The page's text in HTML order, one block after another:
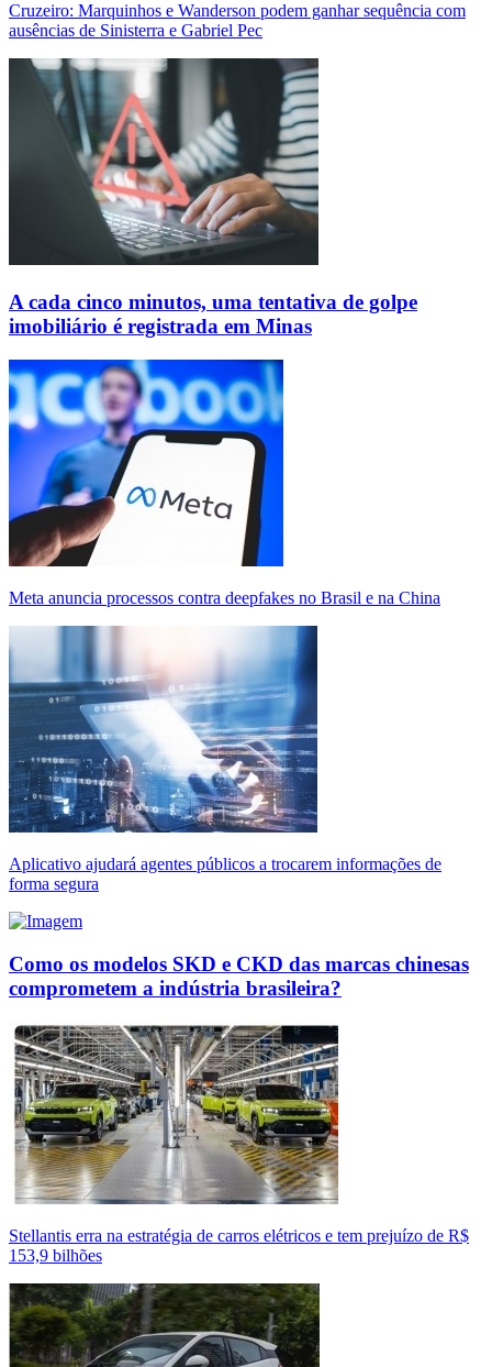
Cruzeiro: Marquinhos e Wanderson podem ganhar sequência com
ausências de Sinisterra e Gabriel Pec
A cada cinco minutos, uma tentativa de golpe
imobiliário é registrada em Minas
Meta anuncia processos contra deepfakes no Brasil e na China
Aplicativo ajudará agentes públicos a trocarem informações de
forma segura
Como os modelos SKD e CKD das marcas chinesas
comprometem a indústria brasileira?
Stellantis erra na estratégia de carros elétricos e tem prejuízo de R$
153,9 bilhões